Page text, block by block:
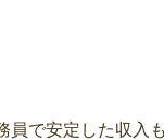
で安定した収入も